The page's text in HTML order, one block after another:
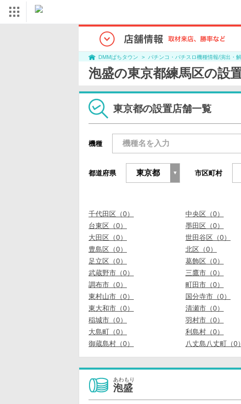
DMMぱちタウン パチンコ・パチスロ機種情報/演出・
泡盛の東京都練馬区の設
東京都の設置店舗一覧
機種
都道府県 市区町村
千代田区（0） 中央区（0）
台東区（0）
墨田区（0）
大田区（0）
世田谷区（0）
豊島区（0）
北区（0）
足立区（0）
葛飾区（0）
武蔵野市（0）
三鷹市（0）
調布市（0）
町田市（0）
東村山市（0）
国分寺市（0）
東大和市（0）
清瀬市（0）
稲城市（0）
羽村市（0）
大島町（0）
利島村（0）
御蔵島村（0）
八丈島八丈町（0）
あわもり
泡盛